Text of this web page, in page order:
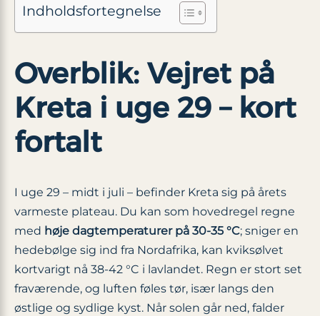
Indholdsfortegnelse
Overblik: Vejret på
Kreta i uge 29 – kort
fortalt
I uge 29 – midt i juli – befinder Kreta sig på årets
varmeste plateau. Du kan som hovedregel regne
med høje dagtemperaturer på 30-35 °C; sniger en
hedebølge sig ind fra Nordafrika, kan kviksølvet
kortvarigt nå 38-42 °C i lavlandet. Regn er stort set
fraværende, og luften føles tør, især langs den
østlige og sydlige kyst. Når solen går ned, falder